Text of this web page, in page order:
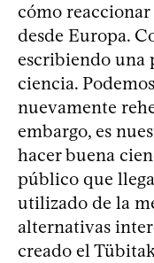
cómo reaccionar
desde Europa.
escribiendo una
ciencia.
nuevamente
embargo, es
hacer buena
público que
utilizado de la
alternativas
creado el